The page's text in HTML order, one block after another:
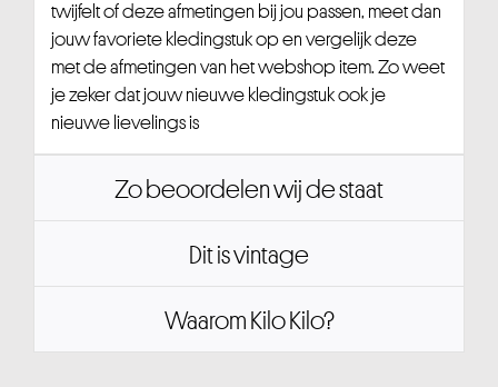
twijfelt of deze afmetingen bij jou passen, meet dan
jouw favoriete kledingstuk op en vergelijk deze
met de afmetingen van het webshop item. Zo weet
je zeker dat jouw nieuwe kledingstuk ook je
nieuwe lievelings is
Zo beoordelen wij de staat
Dit is vintage
Waarom Kilo Kilo?